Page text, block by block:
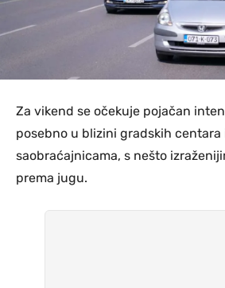
Za vikend se očekuje pojačan
posebno u blizini gradskih centara
saobraćajnicama, s nešto
prema jugu.